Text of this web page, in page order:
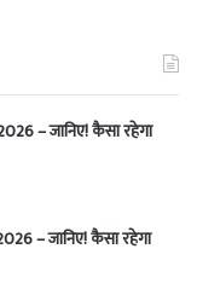
– जानिए! कैसा रहेगा
– जानिए! कैसा रहेगा